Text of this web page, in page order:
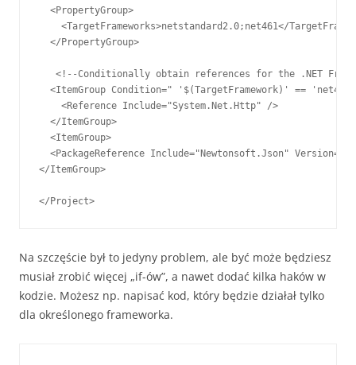
  <PropertyGroup>
<TargetFrameworks>netstandard2.0;net461</
  </PropertyGroup>
<!--Conditionally obtain references for the .NET
<ItemGroup Condition=" '$(TargetFramework)' ==
<Reference Include="System.Net.Http" />
</ItemGroup>
  <ItemGroup>
<PackageReference Include="Newtonsoft.Json"
</ItemGroup>
</Project>
Na szczęście był to jedyny problem, ale być może będziesz
musiał zrobić więcej „if-ów”, a nawet dodać kilka haków w
kodzie. Możesz np. napisać kod, który będzie działał tylko
dla określonego frameworka.